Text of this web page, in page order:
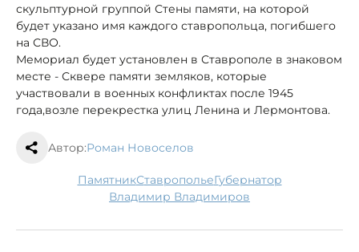
скульптурной группой Стены памяти, на которой
будет указано имя каждого ставропольца, погибшего
на СВО.
Мемориал будет установлен в Ставрополе в знаковом
месте - Сквере памяти земляков, которые
участвовали в военных конфликтах после 1945
года,возле перекрестка улиц Ленина и Лермонтова.
Автор:Роман Новоселов
памятник Ставрополье губернатор
Владимир Владимиров